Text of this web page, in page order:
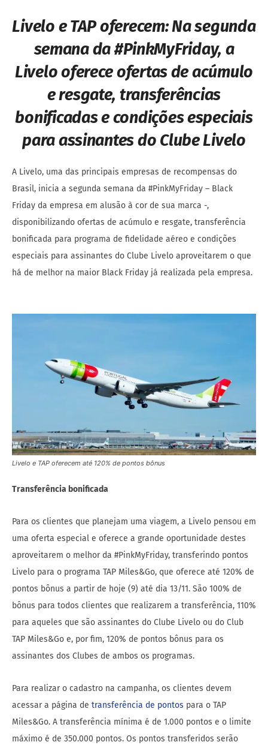
Livelo e TAP oferecem:Na segunda
semana da #PinkMyFriday, a
Livelo oferece ofertas de acúmulo
e resgate, transferências
bonificadas e condições especiais
para assinantes do Clube Livelo
A Livelo, uma das principais empresas de recompensas do
Brasil, inicia a segunda semana da #PinkMyFriday – Black
Friday da empresa em alusão à cor de sua marca -,
disponibilizando ofertas de acúmulo e resgate, transferência
bonificada para programa de fidelidade aéreo e condições
especiais para assinantes do Clube Livelo aproveitarem o que
há de melhor na maior Black Friday já realizada pela empresa.
Livelo e TAP oferecem até 120% de pontos bônus
Transferência bonificada
Para os clientes que planejam uma viagem, a Livelo pensou em
uma oferta especial e oferece a grande oportunidade destes
aproveitarem o melhor da #PinkMyFriday, transferindo pontos
Livelo para o programa TAP Miles&Go, que oferece até 120% de
pontos bônus a partir de hoje (9) até dia 13/11. São 100% de
bônus para todos clientes que realizarem a transferência, 110%
para aqueles que são assinantes do Clube Livelo ou do Club
TAP Miles&Go e, por fim, 120% de pontos bônus para os
assinantes dos Clubes de ambos os programas.
Para realizar o cadastro na campanha, os clientes devem
acessar a página de transferência de pontos para o TAP
Miles&Go. A transferência mínima é de 1.000 pontos e o limite
máximo é de 350.000 pontos. Os pontos transferidos serão